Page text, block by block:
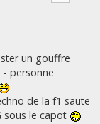
un gouffre
personne
de la f1 saute
sous le capot